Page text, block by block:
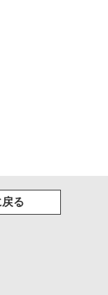
戻る